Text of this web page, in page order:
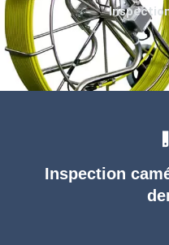
Inspection